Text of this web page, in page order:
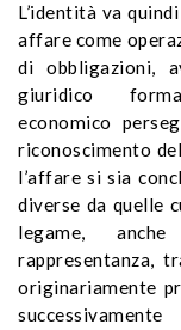
L’identità va
affare come
di obbligazioni,
giuridico
economico
riconoscimento
l’affare si sia
diverse da quelle
legame,
rappresentanza,
originariamente